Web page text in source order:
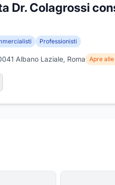
Dr. Colagrossi
Professionisti
Albano Laziale, Roma Apre